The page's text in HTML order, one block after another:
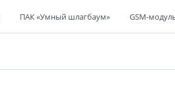
ПАК «Умный шлагбаум» GSM-